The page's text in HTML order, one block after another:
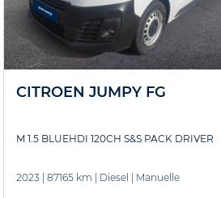
CITROEN JUMPY FG
M 1.5 BLUEHDI 120CH S&S PACK DRIVER
2023 87165 km Diesel Manuelle